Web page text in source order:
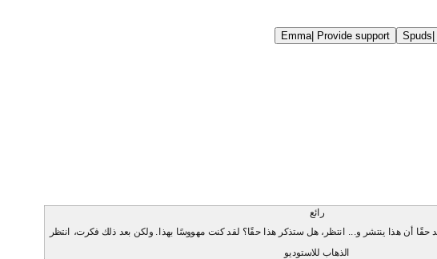
Spuds|
Emma| Provide support
رائع
الذهاب للاستوديو